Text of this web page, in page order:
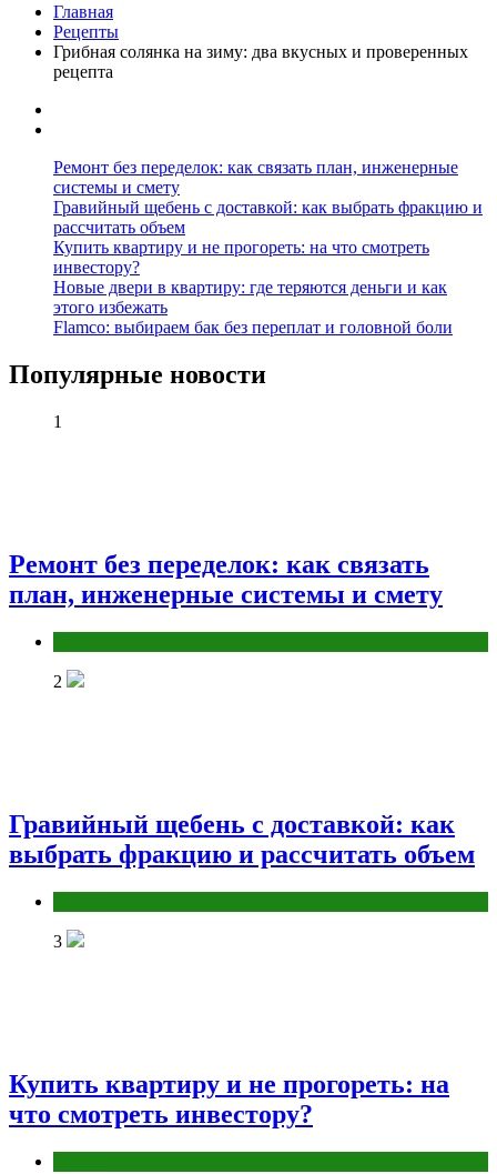
Главная
Рецепты
Грибная солянка на зиму: два вкусных и проверенных
рецепта
Ремонт без переделок: как связать план, инженерные
системы и смету
Гравийный щебень с доставкой: как выбрать фракцию и
рассчитать объем
Купить квартиру и не прогореть: на что смотреть
инвестору?
Новые двери в квартиру: где теряются деньги и как
этого избежать
Flamco: выбираем бак без переплат и головной боли
Популярные новости
1
Ремонт без переделок: как связать
план, инженерные системы и смету
2
Гравийный щебень с доставкой: как
выбрать фракцию и рассчитать объем
3
Купить квартиру и не прогореть: на
что смотреть инвестору?